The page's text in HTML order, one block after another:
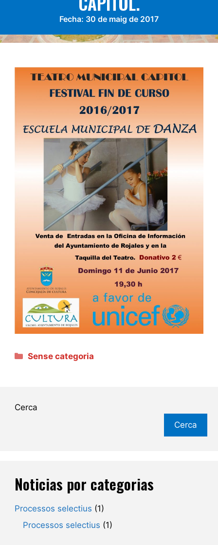
Fecha: 30 de maig de 2017
Categories
Sense categoria
Cerca
Cerca
Noticias por categorias
Processos selectius (1)
Processos selectius (1)